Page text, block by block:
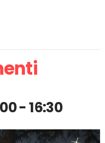
- 16:30